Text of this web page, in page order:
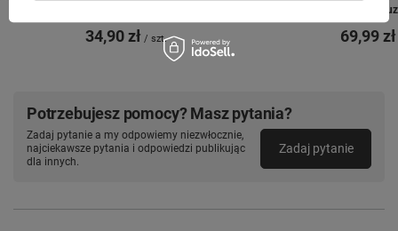
34,90 zł / szt.
x Peach
69,99 zł
Potrzebujesz pomocy? Masz pytania?
Zadaj pytanie a my odpowiemy niezwłocznie,
najciekawsze pytania i odpowiedzi publikując
dla innych.
Zadaj pytanie